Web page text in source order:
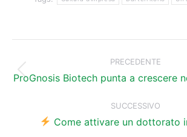
tra
i
PRECEDENTE
Post
ProGnosis Biotech punta a crescere
SUCCESSIVO
Prossimo
Come attivare un dottorato